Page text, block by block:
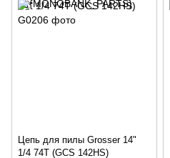
Цепь для пилы Grosser 14"
1/4 74T (GCS 142HS)